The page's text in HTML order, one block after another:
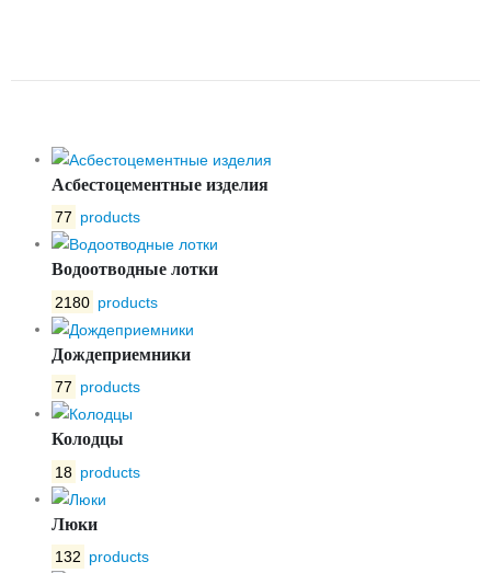
Асбестоцементные изделия
77 products
Водоотводные лотки
2180 products
Дождеприемники
77 products
Колодцы
18 products
Люки
132 products